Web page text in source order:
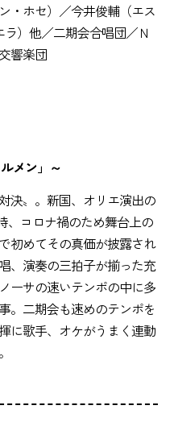
・ホセ）／今井俊輔（エス
）他／二期会合唱団／Ｎ
響楽団
メン」～
決〟。新国、オリエ演出の
、コロナ禍のため舞台上の
初めてその真価が披露され
、演奏の三拍子が揃った充
ーサの速いテンポの中に多
。二期会も速めのテンポを
に歌手、オケがうまく連動